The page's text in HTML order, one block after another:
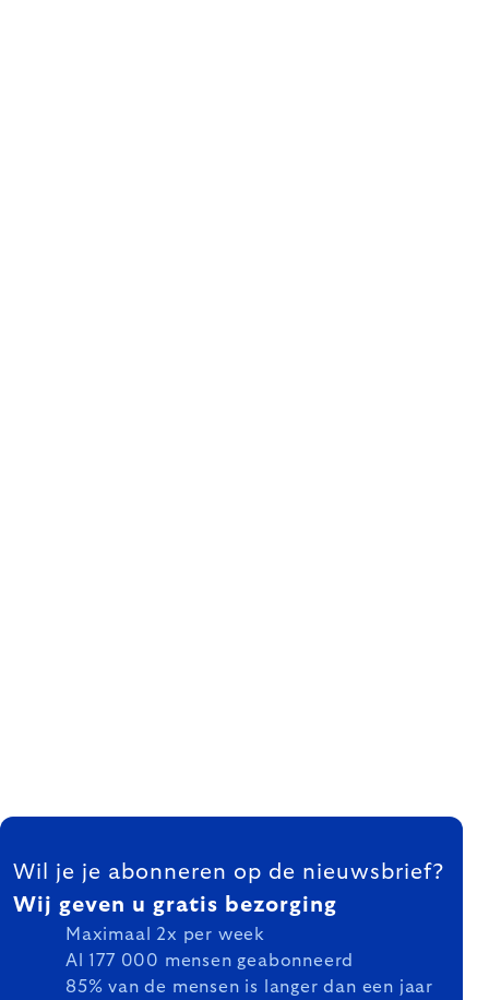
FOOTER
Wil je je abonneren op de nieuwsbrief?
Wij geven u gratis bezorging
Maximaal 2x per week
Al 177 000 mensen geabonneerd
85% van de mensen is langer dan een jaar